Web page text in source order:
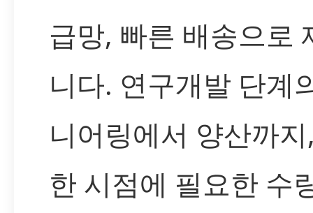
급망, 빠른 배송으로
니다. 연구개발 단계
니어링에서 양산까
한 시점에 필요한 수